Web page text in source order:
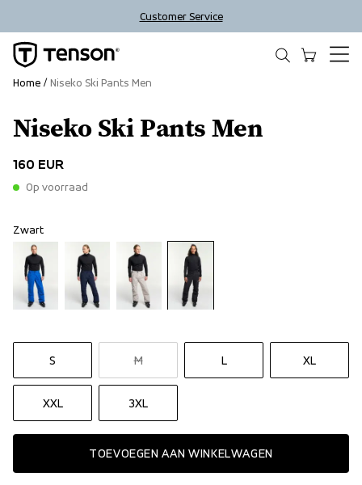
Customer Service
Niseko Ski Pants Men
160 EUR
Op voorraad
Zwart
S M L XL
XXL 3XL
TOEVOEGEN AAN WINKELWAGEN
Home Niseko Ski Pants Men